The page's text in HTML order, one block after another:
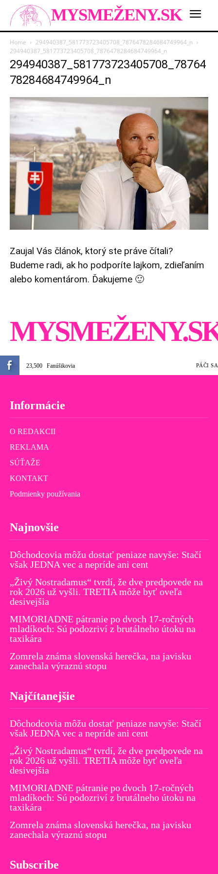
MYSMEŽENY.SK
Home
294940387_581773723405708_7876478284684749964_n
294940387_581773723405708_7876478284684749964_n
294940387_581773723405708_78764
78284684749964_n
Zaujal Vás článok, ktorý ste práve čítali?
Budeme radi, ak ho podporíte lajkom, zdieľaním
alebo komentárom. Ďakujeme 🙂
23,500 Fanúšikovia PÁČI SA
Informácie
O REDAKCII
REKLAMA
SÚŤAŽE
KONTAKT
Podmienky používania
Najnovšie
Dôchodcovia môžu dostať peniaze navyše: Stačí
však JEDNA vec a nepríde ani cent
„Živý Nostradamus“ tvrdí, že dve predpovede na
rok 2026 už vyšli. TRETIA môže byť oveľa
desivejšia
MIMORIADNE pátranie po dvoch 17-ročných
mladíkoch: Sú podozriví z brutálneho útoku na
taxikára
Zomrela známa slovenská herečka, na javisku
zanechala výraznú stopu
Najčítanejšie
Dôchodcovia môžu dostať peniaze navyše: Stačí
však JEDNA vec a nepríde ani cent
„Živý Nostradamus“ tvrdí, že dve predpovede na
rok 2026 už vyšli. TRETIA môže byť oveľa
desivejšia
MIMORIADNE pátranie po dvoch 17-ročných
mladíkoch: Sú podozriví z brutálneho útoku na
taxikára
Zomrela známa slovenská herečka, na javisku
zanechala výraznú stopu
Subscribe